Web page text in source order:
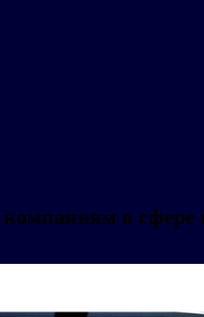
в сфере